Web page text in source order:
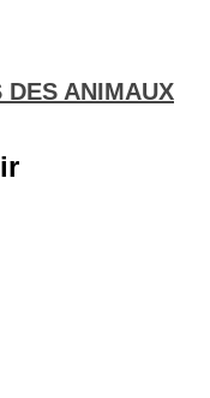
DES ANIMAUX